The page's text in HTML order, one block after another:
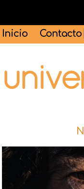
Inicio Contacto